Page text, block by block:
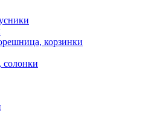
корзинки